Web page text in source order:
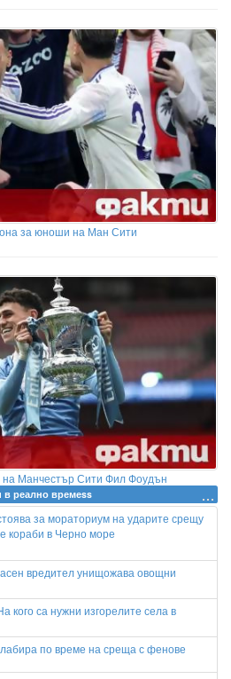
за юноши на Ман Сити
на Манчестър Сити Фил Фоудън
реално времеss
за мораториум на ударите срещу
кораби в Черно море
вредител унищожава овощни
кого са нужни изгорелите села в
по време на среща с фенове